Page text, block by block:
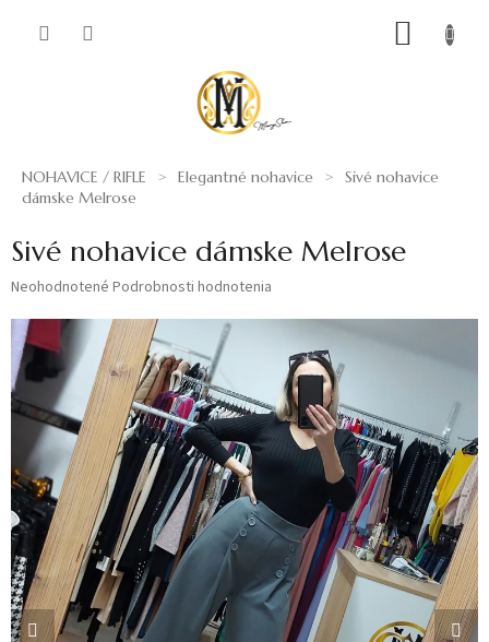
NOHAVICE / RIFLE Elegantné nohavice
Sivé nohavice
dámske Melrose
Sivé nohavice dámske Melrose
Priemerné
produktu
je
0,0
z
5
hviezdičiek.
Neohodnotené Podrobnosti hodnotenia